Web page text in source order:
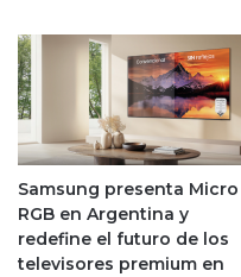
Samsung presenta Micro
RGB en Argentina y
redefine el futuro de los
televisores premium en